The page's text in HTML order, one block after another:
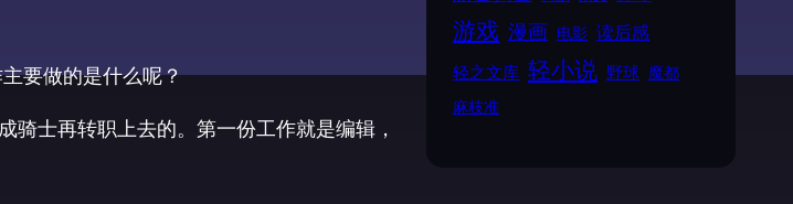
要做的是什么呢？
骑士再转职上去的。第一份工作就是编辑，
游戏 漫画 电影 读后感
轻之文库 轻小说 野球 魔都
麻枝准